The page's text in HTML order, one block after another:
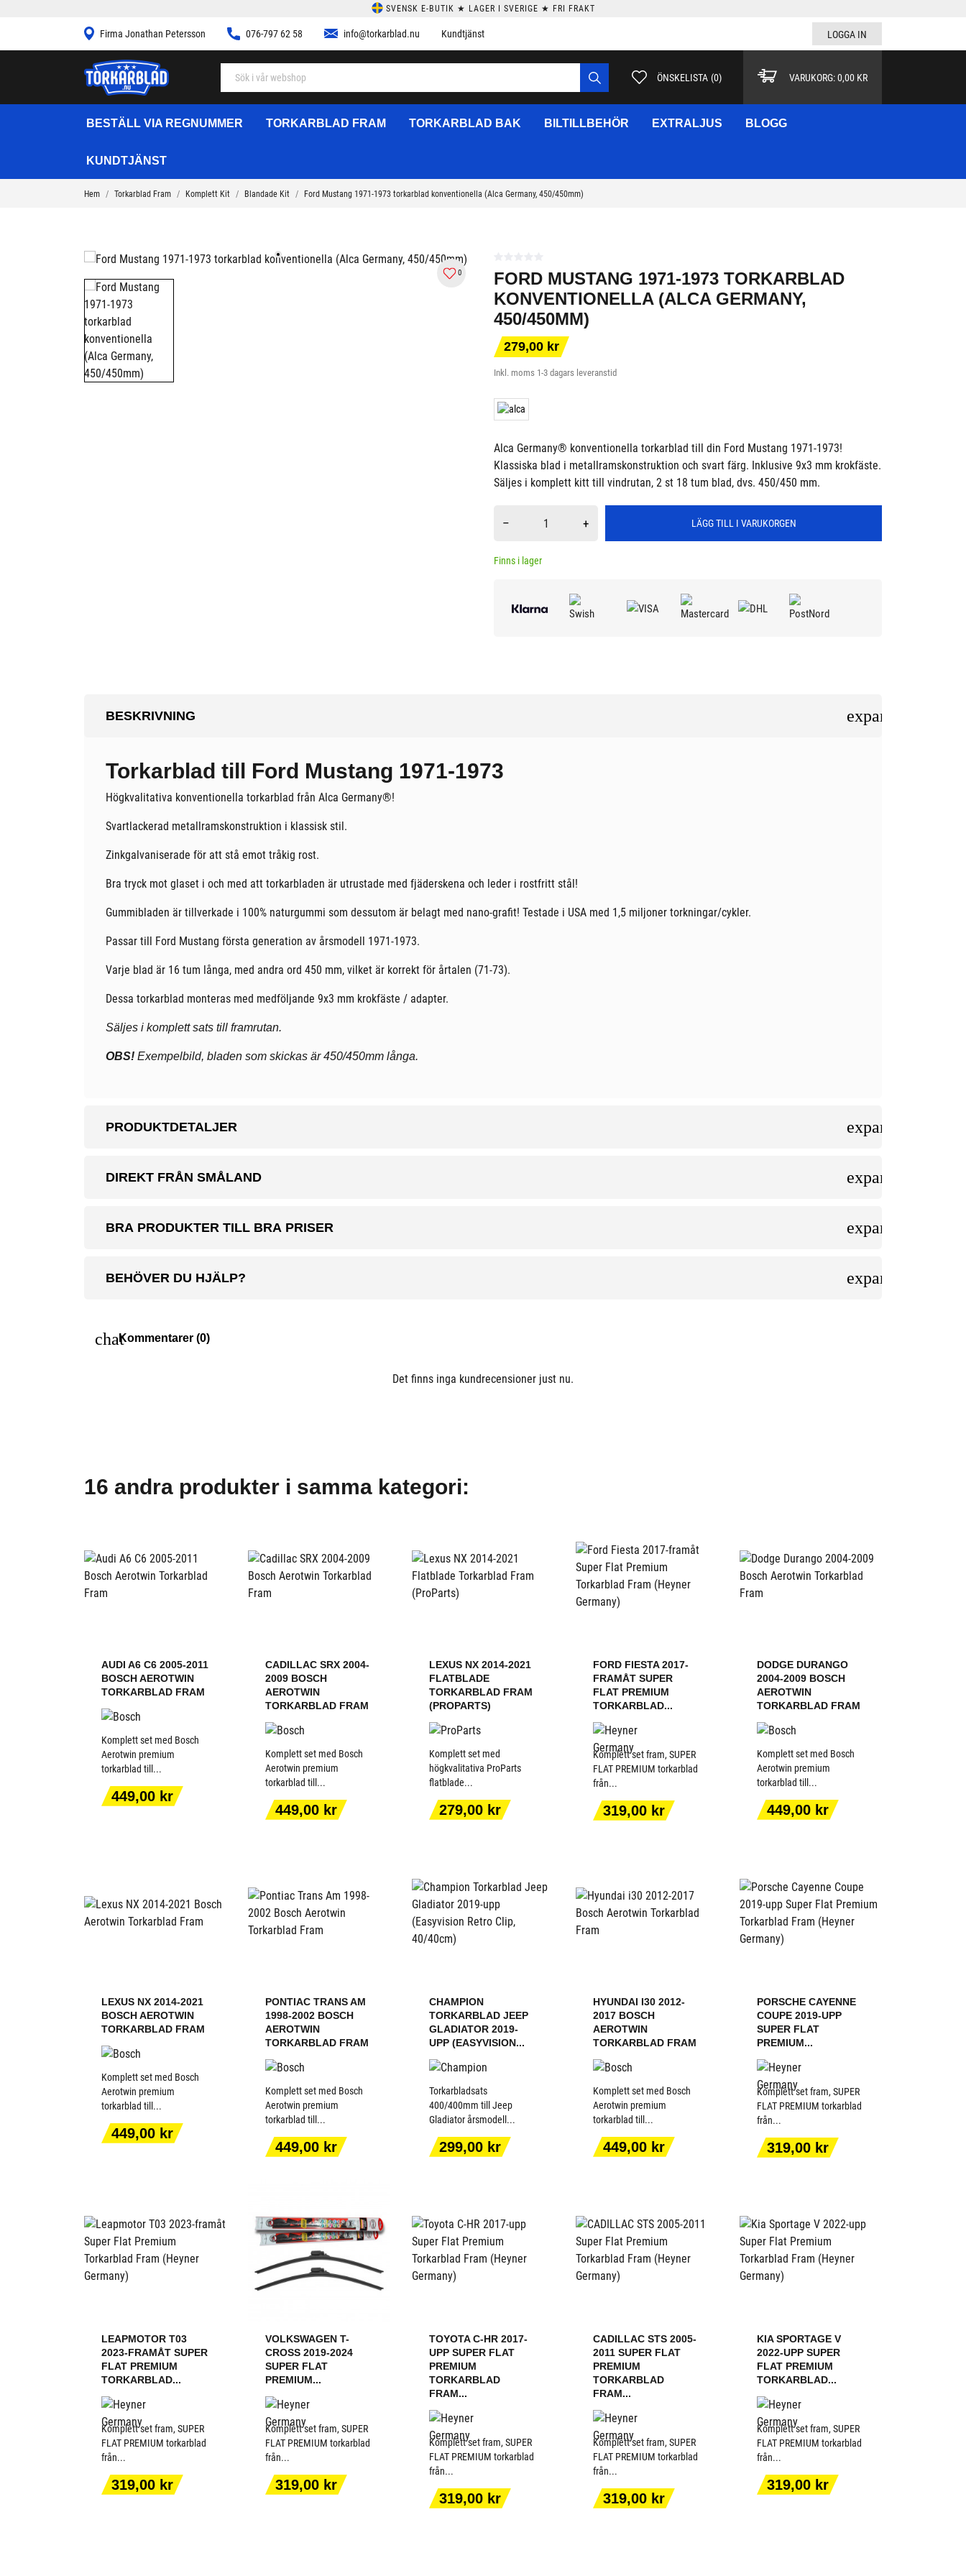
SVENSK E-BUTIK ★ LAGER I SVERIGE ★ FRI FRAKT
Firma Jonathan Petersson 076-797 62 58 info@torkarblad.nu Kundtjänst LOGGA IN
ÖNSKELISTA (0) VARUKORG:0,00 KR
BESTÄLL VIA REGNUMMER TORKARBLAD FRAM TORKARBLAD BAK BILTILLBEHÖR EXTRALJUS BLOGG
KUNDTJÄNST
Hem Torkarblad Fram Komplett Kit Blandade Kit Ford Mustang 1971-1973 torkarblad konventionella (Alca Germany, 450/450mm)
0
FORD MUSTANG 1971-1973 TORKARBLAD
KONVENTIONELLA (ALCA GERMANY,
450/450MM)
279,00 kr
Inkl. moms 1-3 dagars leveranstid
Alca Germany® konventionella torkarblad till din Ford Mustang 1971-1973!
Klassiska blad i metallramskonstruktion och svart färg. Inklusive 9x3 mm krokfäste.
Säljes i komplett kitt till vindrutan, 2 st 18 tum blad, dvs. 450/450 mm.
– + LÄGG TILL I VARUKORGEN
Finns i lager
expand_less
BESKRIVNING
Torkarblad till Ford Mustang 1971-1973
Högkvalitativa konventionella torkarblad från Alca Germany®!
Svartlackerad metallramskonstruktion i klassisk stil.
Zinkgalvaniserade för att stå emot tråkig rost.
Bra tryck mot glaset i och med att torkarbladen är utrustade med fjäderskena och leder i rostfritt stål!
Gummibladen är tillverkade i 100% naturgummi som dessutom är belagt med nano-grafit! Testade i USA med 1,5 miljoner torkningar/cykler.
Passar till Ford Mustang första generation av årsmodell 1971-1973.
Varje blad är 16 tum långa, med andra ord 450 mm, vilket är korrekt för årtalen (71-73).
Dessa torkarblad monteras med medföljande 9x3 mm krokfäste / adapter.
Säljes i komplett sats till framrutan.
OBS! Exempelbild, bladen som skickas är 450/450mm långa.
expand_more
PRODUKTDETALJER
expand_more
DIREKT FRÅN SMÅLAND
expand_more
BRA PRODUKTER TILL BRA PRISER
expand_more
BEHÖVER DU HJÄLP?
chatKommentarer (0)
Det finns inga kundrecensioner just nu.
16 andra produkter i samma kategori:
AUDI A6 C6 2005-2011
BOSCH AEROTWIN
TORKARBLAD FRAM
Komplett set med Bosch
Aerotwin premium
torkarblad till...
Pris
449,00 kr
LÄGG TILL I
VARUKORGEN
CADILLAC SRX 2004-
2009 BOSCH
AEROTWIN
TORKARBLAD FRAM
Komplett set med Bosch
Aerotwin premium
torkarblad till...
Pris
449,00 kr
LÄGG TILL I
VARUKORGEN
LEXUS NX 2014-2021
FLATBLADE
TORKARBLAD FRAM
(PROPARTS)
Komplett set med
högkvalitativa ProParts
flatblade...
Pris
279,00 kr
LÄGG TILL I
VARUKORGEN
FORD FIESTA 2017-
FRAMÅT SUPER
FLAT PREMIUM
TORKARBLAD...
Komplett set fram, SUPER
FLAT PREMIUM torkarblad
från...
Pris
319,00 kr
VARUKORGEN
DODGE DURANGO
2004-2009 BOSCH
AEROTWIN
TORKARBLAD FRAM
Komplett set med Bosch
Aerotwin premium
torkarblad till...
Pris
449,00 kr
LÄGG TILL I
VARUKORGEN
LEXUS NX 2014-2021
BOSCH AEROTWIN
TORKARBLAD FRAM
Komplett set med Bosch
Aerotwin premium
torkarblad till...
Pris
449,00 kr
LÄGG TILL I
VARUKORGEN
PONTIAC TRANS AM
1998-2002 BOSCH
AEROTWIN
TORKARBLAD FRAM
Komplett set med Bosch
Aerotwin premium
torkarblad till...
Pris
449,00 kr
LÄGG TILL I
VARUKORGEN
CHAMPION
TORKARBLAD JEEP
GLADIATOR 2019-
UPP (EASYVISION...
Torkarbladsats
400/400mm till Jeep
Gladiator årsmodell...
Pris
299,00 kr
LÄGG TILL I
VARUKORGEN
HYUNDAI I30 2012-
2017 BOSCH
AEROTWIN
TORKARBLAD FRAM
Komplett set med Bosch
Aerotwin premium
torkarblad till...
Pris
449,00 kr
LÄGG TILL I
VARUKORGEN
PORSCHE CAYENNE
COUPE 2019-UPP
SUPER FLAT
PREMIUM...
Komplett set fram, SUPER
FLAT PREMIUM torkarblad
från...
Pris
319,00 kr
VARUKORGEN
LEAPMOTOR T03
2023-FRAMÅT SUPER
FLAT PREMIUM
TORKARBLAD...
Komplett set fram, SUPER
FLAT PREMIUM torkarblad
från...
Pris
319,00 kr
LÄGG TILL I
VARUKORGEN
VOLKSWAGEN T-
CROSS 2019-2024
SUPER FLAT
PREMIUM...
Komplett set fram, SUPER
FLAT PREMIUM torkarblad
från...
Pris
319,00 kr
LÄGG TILL I
VARUKORGEN
TOYOTA C-HR 2017-
UPP SUPER FLAT
PREMIUM
TORKARBLAD
FRAM...
Komplett set fram, SUPER
FLAT PREMIUM torkarblad
från...
Pris
319,00 kr
VARUKORGEN
CADILLAC STS 2005-
2011 SUPER FLAT
PREMIUM
TORKARBLAD
FRAM...
Komplett set fram, SUPER
FLAT PREMIUM torkarblad
från...
Pris
319,00 kr
VARUKORGEN
KIA SPORTAGE V
2022-UPP SUPER
FLAT PREMIUM
TORKARBLAD...
Komplett set fram, SUPER
FLAT PREMIUM torkarblad
från...
Pris
319,00 kr
LÄGG TILL I
VARUKORGEN